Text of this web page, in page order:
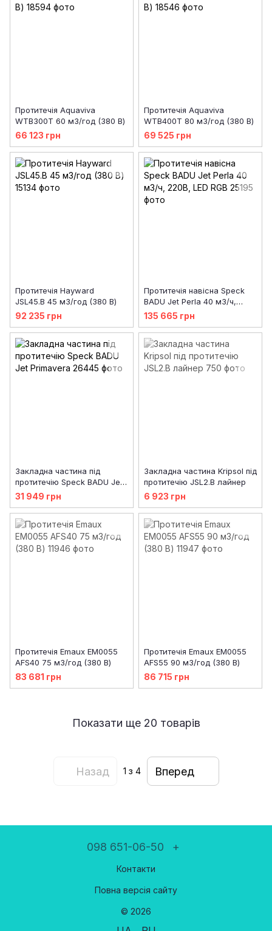
Протитечія Aquaviva
WTB300T 60 м3/год (380 В)
66 123 грн
Протитечія Aquaviva
WTB400T 80 м3/год (380 В)
69 525 грн
Протитечія Hayward
JSL45.B 45 м3/год (380 В)
92 235 грн
Протитечія навісна Speck
BADU Jet Perla 40 м3/ч,
220В, LED RGB
135 665 грн
Закладна частина під
протитечію Speck BADU Jet
Primavera
31 949 грн
Закладна частина Kripsol під
протитечію JSL2.B лайнер
6 923 грн
Протитечія Emaux EM0055
AFS40 75 м3/год (380 В)
83 681 грн
Протитечія Emaux EM0055
AFS55 90 м3/год (380 В)
86 715 грн
Показати ще 20 товарів
Назад 1 з 4 Вперед
098 651-06-50 +
Контакти
Повна версія сайту
© 2026